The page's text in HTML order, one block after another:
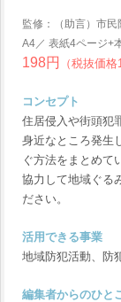
監修：（助言）市
A4／ 表紙4ページ+
198円 （税抜価格
コンセプト
住居侵入や街頭犯
身近なところ発生
ぐ方法をまとめて
協力して地域ぐる
ださい。
活用できる事業
地域防犯活動、防
編集者からのひと